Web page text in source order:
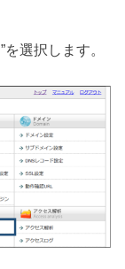
選択します。